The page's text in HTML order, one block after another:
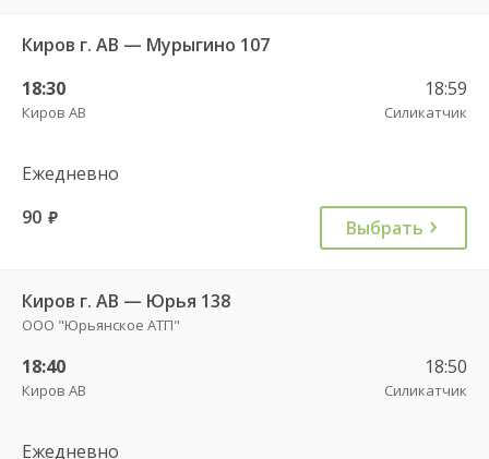
Киров г. АВ — Мурыгино 107
18:30
Киров АВ
18:59
Силикатчик
Ежедневно
90 руб. Выбрать
Киров г. АВ — Юрья 138
ООО "Юрьянское АТП"
18:40
Киров АВ
18:50
Силикатчик
Ежедневно